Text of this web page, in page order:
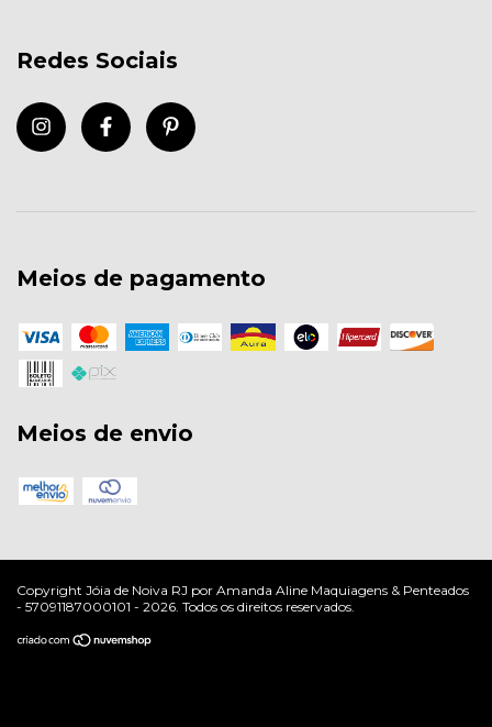
Redes Sociais
Meios de pagamento
Meios de envio
Copyright Jóia de Noiva RJ por Amanda Aline Maquiagens & Penteados
- 57091187000101 - 2026. Todos os direitos reservados.